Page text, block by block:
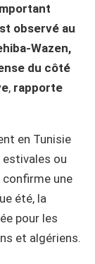
observé au
Wazen,
du côté
, rapporte
en Tunisie
estivales ou
une
été, la
pour les
et algériens.